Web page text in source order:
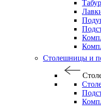
Столешницы и